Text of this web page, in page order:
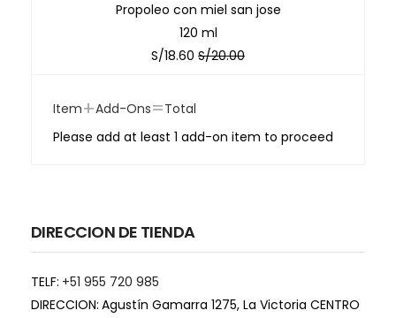
Propoleo con miel san jose
120 ml
S/18.60 S/20.00
Item+Add-Ons=Total
Please add at least 1 add-on item to proceed
DIRECCION DE TIENDA
TELF: +51 955 720 985
DIRECCION: Agustín Gamarra 1275, La Victoria CENTRO